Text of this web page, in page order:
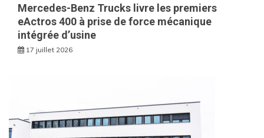
Mercedes-Benz Trucks livre les premiers
eActros 400 à prise de force mécanique
intégrée d’usine
17 juillet 2026